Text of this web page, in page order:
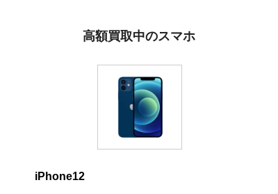
高額買取中のスマホ
iPhone12